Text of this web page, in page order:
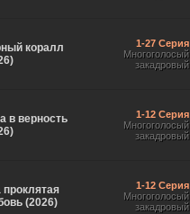
коралл
1-27 Серия
Многоголосый
закадровый
в верность
1-12 Серия
Многоголосый
закадровый
проклятая
(2026)
1-12 Серия
Многоголосый
закадровый